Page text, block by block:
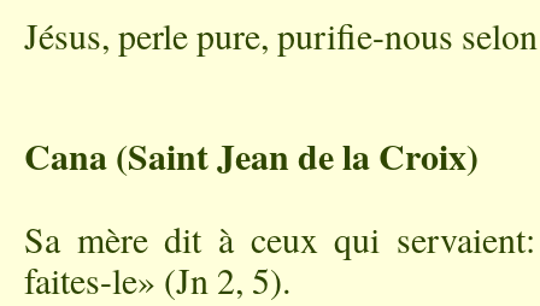
Jésus, perle pure, purifie-nous
Cana (Saint Jean de la Croix)
Sa mère dit à ceux qui
faites-le» (Jn 2, 5).